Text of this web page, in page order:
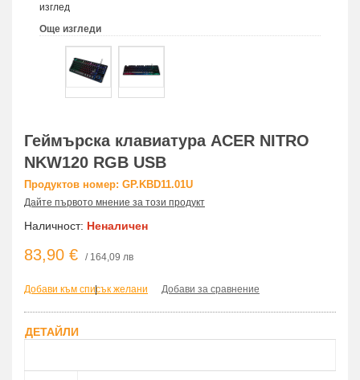
изглед
Още изгледи
Геймърска клавиатура ACER NITRO
NKW120 RGB USB
Продуктов номер: GP.KBD11.01U
Дайте първото мнение за този продукт
Наличност: Неналичен
83,90 € / 164,09 лв
Добави към списък желани
| Добави за сравнение
ДЕТАЙЛИ